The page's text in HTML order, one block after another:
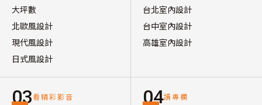
大坪數
北歐風設計
現代風設計
日式風設計
台北室內設計
台中室內設計
高雄室內設計
03看精彩影音 04讀專欄